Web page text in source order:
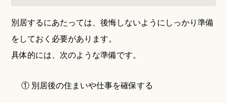
別居するにあたっては、後悔しないようにしっかり準備
をしておく必要があります。
具体的には、次のような準備です。
① 別居後の住まいや仕事を確保する